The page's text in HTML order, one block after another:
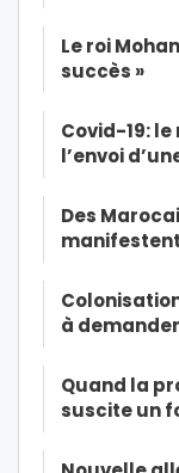
Le roi
succès »
Covid-19:
l’envoi
Des
à
Quand la
suscite un